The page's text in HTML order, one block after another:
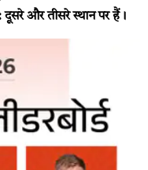
और तीसरे स्थान पर हैं।